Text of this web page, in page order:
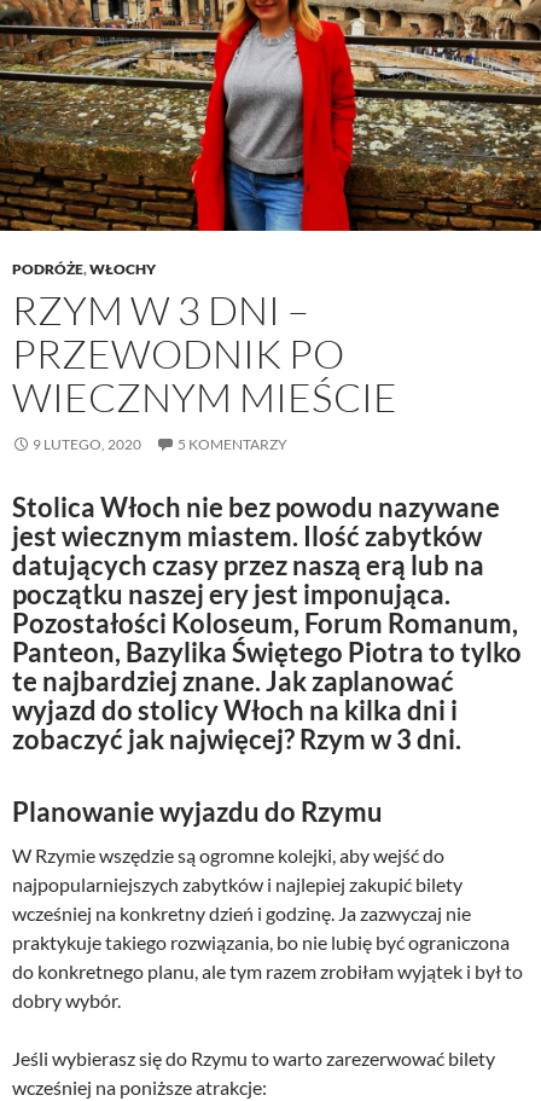
PODRÓŻE,WŁOCHY
RZYM W 3 DNI –
PRZEWODNIK PO
WIECZNYM MIEŚCIE
9 LUTEGO, 2020 5 KOMENTARZY
Stolica Włoch nie bez powodu nazywane
jest wiecznym miastem. Ilość zabytków
datujących czasy przez naszą erą lub na
początku naszej ery jest imponująca.
Pozostałości Koloseum, Forum Romanum,
Panteon, Bazylika Świętego Piotra to tylko
te najbardziej znane. Jak zaplanować
wyjazd do stolicy Włoch na kilka dni i
zobaczyć jak najwięcej? Rzym w 3 dni.
Planowanie wyjazdu do Rzymu
W Rzymie wszędzie są ogromne kolejki, aby wejść do
najpopularniejszych zabytków i najlepiej zakupić bilety
wcześniej na konkretny dzień i godzinę. Ja zazwyczaj nie
praktykuje takiego rozwiązania, bo nie lubię być ograniczona
do konkretnego planu, ale tym razem zrobiłam wyjątek i był to
dobry wybór.
Jeśli wybierasz się do Rzymu to warto zarezerwować bilety
wcześniej na poniższe atrakcje: